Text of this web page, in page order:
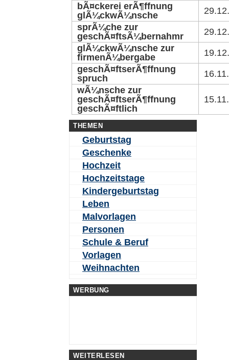
bÃ¤ckerei erÃ¶ffnung
glÃ¼ckwÃ¼nsche
sprÃ¼che zur
geschÃ¤ftsÃ¼bernahmr
glÃ¼ckwÃ¼nsche zur
firmenÃ¼bergabe
geschÃ¤ftserÃ¶ffnung
spruch
wÃ¼nsche zur
geschÃ¤ftserÃ¶ffnung
geschÃ¤ftlich
THEMEN
Geburtstag
Geschenke
Hochzeit
Hochzeitstage
Kindergeburtstag
Leben
Malvorlagen
Personen
Schule & Beruf
Vorlagen
Weihnachten
WERBUNG
WEITERLESEN